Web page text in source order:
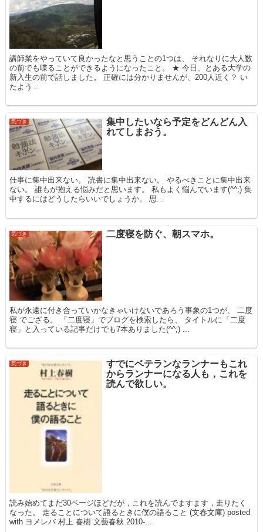
講師業をやっていて良かったなと思うことの1つは、 それなりに大人数
の前でも喋ることができるようになったこと。 ★ 今日、とある大学の
新入生の前で話しました。 正確には分かりませんが、200人近く？ い
たよう...
気づき
集中したいなら予定をどんどん入
れてしまおう。
仕事に集中出来ない。 読書に集中出来ない。 やるべきことに集中出来
ない。 誰もが抱える悩みだと思います。 私もよく悩んでいます(^^;) 集
中するにはどうしたらいいでしょうか。 思...
気づき 二度寝を防ぐ、朝スマホ。
私が永遠に付き合っていかなきゃいけないであろう事象の1つが、 二度
寝 でござる。 「二度寝」でブログを検索したら、 タイトルに「二度
寝」と入っている記事だけでも7本ありました(^^;) ...
気づき
すでにベテランなランナーもこれ
からランナーになる人も，これを
読んで欲しい。
読み始めてまだ30ページほどだが，これを読んでますます，走りたく
なった。 走ることについて語るときに僕の語ること (文春文庫) posted
with ヨメレバ 村上 春樹 文藝春秋 2010-...